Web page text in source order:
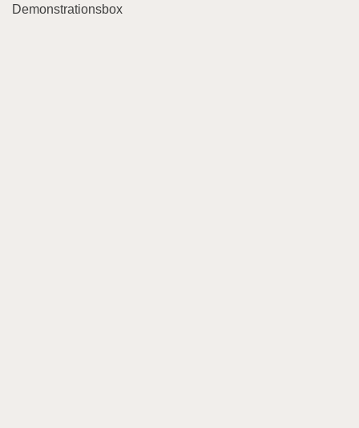
Demonstrationsbox